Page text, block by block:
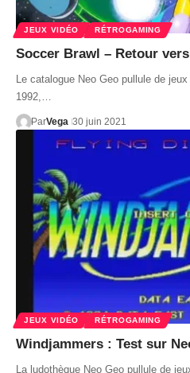
JEUX VIDÉO RÉTROGAMING
Soccer Brawl – Retour
Le catalogue Neo Geo pullule de
1992,…
ParVega 30 juin 2021
JEUX VIDÉO RÉTROGAMING
Windjammers : Test sur
La ludothèque Neo Geo pullule de